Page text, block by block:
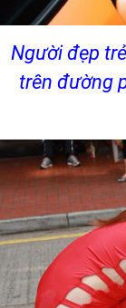
Người đẹp
trên đường